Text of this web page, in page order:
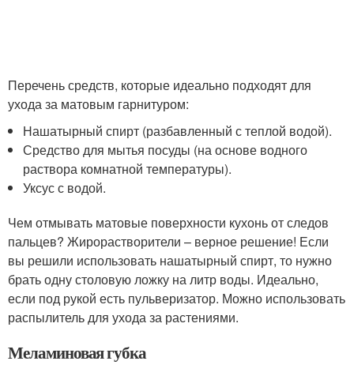
Перечень средств, которые идеально подходят для
ухода за матовым гарнитуром:
Нашатырный спирт (разбавленный с теплой водой).
Средство для мытья посуды (на основе водного
раствора комнатной температуры).
Уксус с водой.
Чем отмывать матовые поверхности кухонь от следов
пальцев? Жирорастворители – верное решение! Если
вы решили использовать нашатырный спирт, то нужно
брать одну столовую ложку на литр воды. Идеально,
если под рукой есть пульверизатор. Можно использовать
распылитель для ухода за растениями.
Меламиновая губка